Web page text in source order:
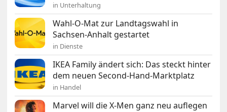
in Unterhaltung
Wahl-O-Mat zur Landtagswahl in
Sachsen-Anhalt gestartet
in Dienste
IKEA Family ändert sich: Das steckt hinter
dem neuen Second-Hand-Marktplatz
in Handel
Marvel will die X-Men ganz neu auflegen